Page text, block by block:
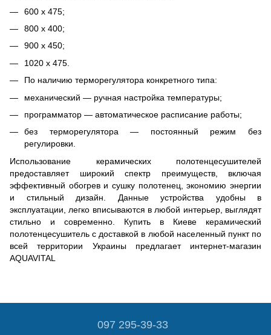
600 х 475;
800 х 400;
900 х 450;
1020 х 475.
По наличию терморегулятора конкретного типа:
механический — ручная настройка температуры;
программатор — автоматическое расписание работы;
без терморегулятора — постоянный режим без
регулировки.
Использование керамических полотенцесушителей
предоставляет широкий спектр преимуществ, включая
эффективный обогрев и сушку полотенец, экономию энергии
и стильный дизайн. Данные устройства удобны в
эксплуатации, легко вписываются в любой интерьер, выглядят
стильно и современно. Купить в Киеве керамический
полотенцесушитель с доставкой в любой населенный пункт по
всей территории Украины предлагает интернет-магазин
AQUAVITAL
097 295-39-33